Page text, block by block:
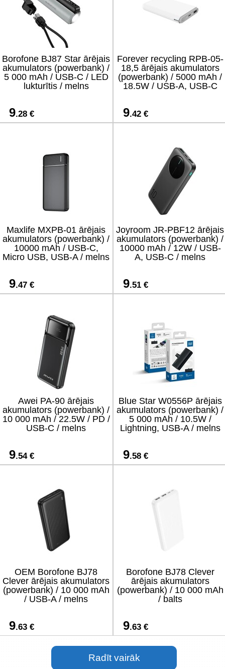
Borofone BJ87 Star ārējais
akumulators (powerbank) /
5 000 mAh / USB-C / LED
lukturītis / melns
9.28 €
Forever recycling RPB-05-
18,5 ārējais akumulators
(powerbank) / 5000 mAh /
18.5W / USB-A, USB-C
9.42 €
Maxlife MXPB-01 ārējais
akumulators (powerbank) /
10000 mAh / USB-C,
Micro USB, USB-A / melns
9.47 €
Joyroom JR-PBF12 ārējais
akumulators (powerbank) /
10000 mAh / 12W / USB-
A, USB-C / melns
9.51 €
Awei PA-90 ārējais
akumulators (powerbank) /
10 000 mAh / 22.5W / PD /
USB-C / melns
9.54 €
Blue Star W0556P ārējais
akumulators (powerbank) /
5 000 mAh / 10.5W /
Lightning, USB-A / melns
9.58 €
OEM Borofone BJ78
Clever ārējais akumulators
(powerbank) / 10 000 mAh
/ USB-A / melns
9.63 €
Borofone BJ78 Clever
ārējais akumulators
(powerbank) / 10 000 mAh
/ balts
9.63 €